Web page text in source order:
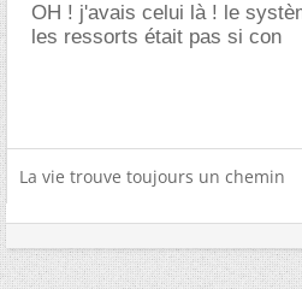
OH ! j'avais celui là ! le
les ressorts était pas si con
La vie trouve toujours un chemin